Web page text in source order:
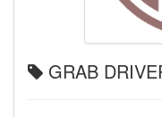
GRAB